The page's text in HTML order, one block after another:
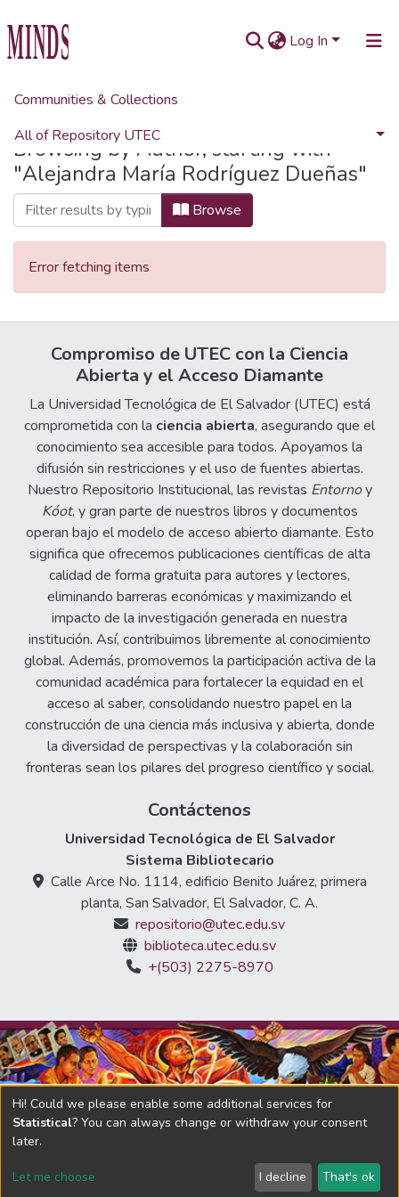
Log In
Communities & Collections
All of Repository UTEC
Home Browse by Author
Browsing by Author, starting with
"Alejandra María Rodríguez Dueñas"
Browse
Error fetching items
Compromiso de UTEC con la Ciencia
Abierta y el Acceso Diamante
La Universidad Tecnológica de El Salvador (UTEC) está
comprometida con la ciencia abierta, asegurando que el
conocimiento sea accesible para todos. Apoyamos la
difusión sin restricciones y el uso de fuentes abiertas.
Nuestro Repositorio Institucional, las revistas Entornoy
Kóot, y gran parte de nuestros libros y documentos
operan bajo el modelo de acceso abierto diamante. Esto
significa que ofrecemos publicaciones científicas de alta
calidad de forma gratuita para autores y lectores,
eliminando barreras económicas y maximizando el
impacto de la investigación generada en nuestra
institución. Así, contribuimos libremente al conocimiento
global. Además, promovemos la participación activa de la
comunidad académica para fortalecer la equidad en el
acceso al saber, consolidando nuestro papel en la
construcción de una ciencia más inclusiva y abierta, donde
la diversidad de perspectivas y la colaboración sin
fronteras sean los pilares del progreso científico y social.
Contáctenos
Universidad Tecnológica de El Salvador
Sistema Bibliotecario
Calle Arce No. 1114, edificio Benito Juárez, primera
planta, San Salvador, El Salvador, C. A.
repositorio@utec.edu.sv
biblioteca.utec.edu.sv
+(503) 2275-8970
DSpace software copyright © 2002-2026LYRASIS
Adaptado por Universidad Tecnológica de El Salvador
Hi! Could we please enable some additional services for
Statistical? You can always change or withdraw your consent
later.
Let me choose I decline That's ok